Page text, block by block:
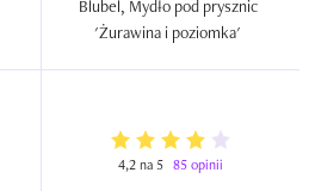
Blubel, Mydło pod prysznic
4,2 na 5 85 opinii